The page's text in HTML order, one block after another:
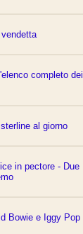
completo dei
al giorno
in pectore - Due
Bowie e Iggy Pop